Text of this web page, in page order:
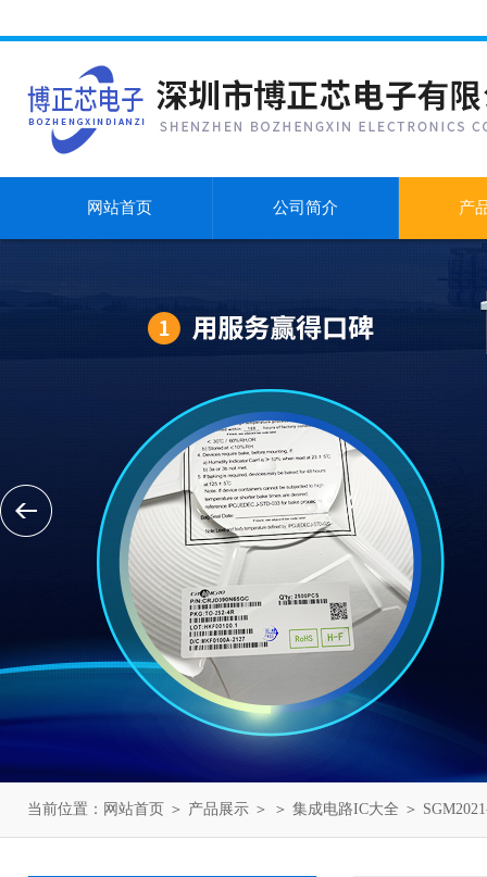
网站首页 公司简介 产
当前位置： 网站首页 ＞ 产品展示 ＞ ＞ 集成电路IC大全 ＞